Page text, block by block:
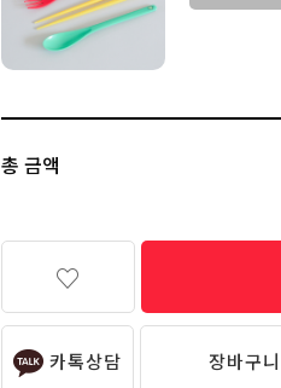
총 금액
카톡상담 장바구니